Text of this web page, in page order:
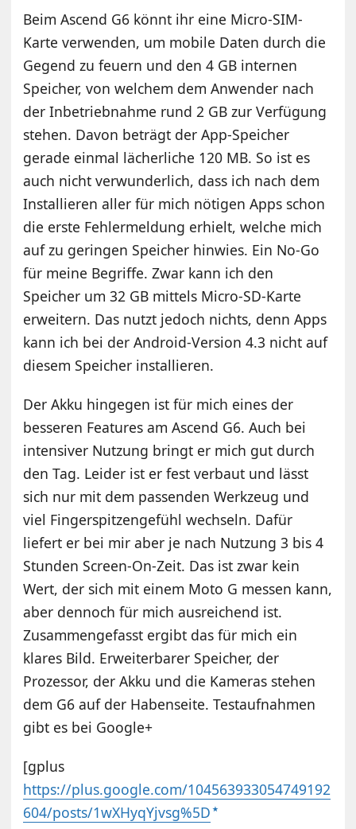
Beim Ascend G6 könnt ihr eine Micro-SIM-
Karte verwenden, um mobile Daten durch die
Gegend zu feuern und den 4 GB internen
Speicher, von welchem dem Anwender nach
der Inbetriebnahme rund 2 GB zur Verfügung
stehen. Davon beträgt der App-Speicher
gerade einmal lächerliche 120 MB. So ist es
auch nicht verwunderlich, dass ich nach dem
Installieren aller für mich nötigen Apps schon
die erste Fehlermeldung erhielt, welche mich
auf zu geringen Speicher hinwies. Ein No-Go
für meine Begriffe. Zwar kann ich den
Speicher um 32 GB mittels Micro-SD-Karte
erweitern. Das nutzt jedoch nichts, denn Apps
kann ich bei der Android-Version 4.3 nicht auf
diesem Speicher installieren.
Der Akku hingegen ist für mich eines der
besseren Features am Ascend G6. Auch bei
intensiver Nutzung bringt er mich gut durch
den Tag. Leider ist er fest verbaut und lässt
sich nur mit dem passenden Werkzeug und
viel Fingerspitzengefühl wechseln. Dafür
liefert er bei mir aber je nach Nutzung 3 bis 4
Stunden Screen-On-Zeit. Das ist zwar kein
Wert, der sich mit einem Moto G messen kann,
aber dennoch für mich ausreichend ist.
Zusammengefasst ergibt das für mich ein
klares Bild. Erweiterbarer Speicher, der
Prozessor, der Akku und die Kameras stehen
dem G6 auf der Habenseite. Testaufnahmen
gibt es bei Google+
[gplus
https://plus.google.com/104563933054749192
604/posts/1wXHyqYjvsg%5D